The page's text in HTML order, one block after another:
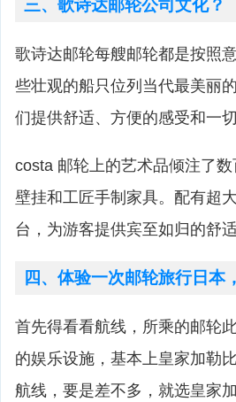
三、歌诗达邮轮公司文化？
歌诗达邮轮每艘邮轮都是按照
些壮观的船只位列当代最美丽
们提供舒适、方便的感受和一
costa 邮轮上的艺术品倾注了
壁挂和工匠手制家具。配有超
台，为游客提供宾至如归的舒适
四、体验一次邮轮旅行日本
首先得看看航线，所乘的邮轮
的娱乐设施，基本上皇家加勒
航线，要是差不多，就选皇家